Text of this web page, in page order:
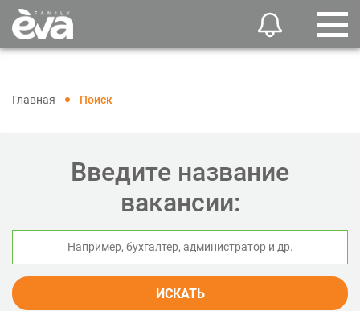
Главная Поиск
Введите название
вакансии:
ИСКАТЬ